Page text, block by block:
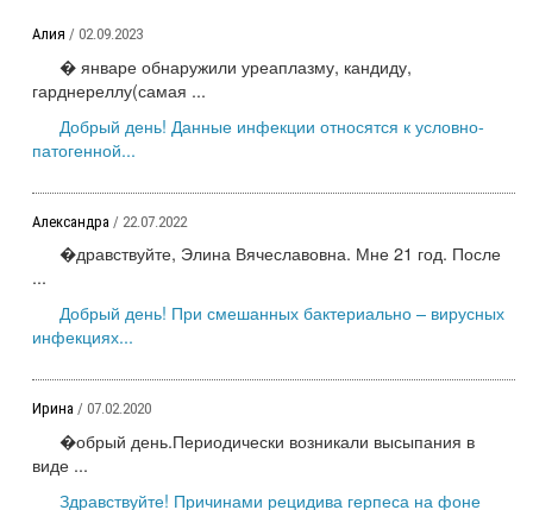
Алия / 02.09.2023
� январе обнаружили уреаплазму, кандиду,
гарднереллу(самая ...
Добрый день! Данные инфекции относятся к условно-
патогенной...
Александра / 22.07.2022
�дравствуйте, Элина Вячеславовна. Мне 21 год. После
...
Добрый день! При смешанных бактериально – вирусных
инфекциях...
Ирина / 07.02.2020
�обрый день.Периодически возникали высыпания в
виде ...
Здравствуйте! Причинами рецидива герпеса на фоне